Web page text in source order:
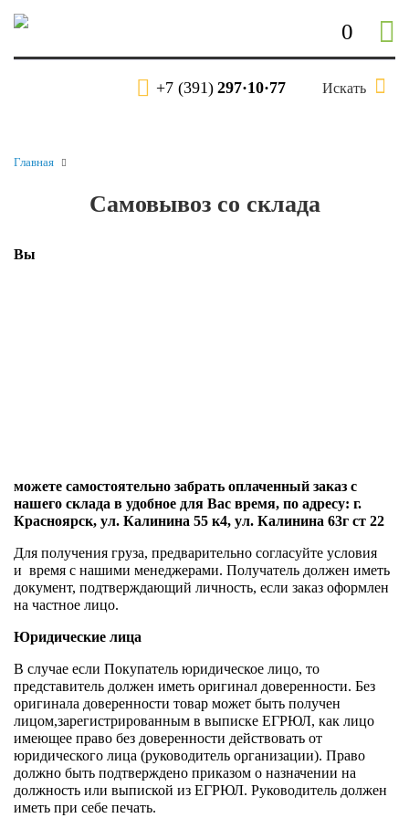
0
+7 (391) 297·10·77 Искать
Главная
Самовывоз со склада
Вы
можете самостоятельно забрать оплаченный заказ с
нашего склада в удобное для Вас время, по адресу: г.
Красноярск, ул. Калинина 55 к4, ул. Калинина 63г ст 22
Для получения груза, предварительно согласуйте условия
и время с нашими менеджерами. Получатель должен иметь
документ, подтверждающий личность, если заказ оформлен
на частное лицо.
Юридические лица
В случае если Покупатель юридическое лицо, то
представитель должен иметь оригинал доверенности. Без
оригинала доверенности товар может быть получен
лицом,зарегистрированным в выписке ЕГРЮЛ, как лицо
имеющее право без доверенности действовать от
юридического лица (руководитель организации). Право
должно быть подтверждено приказом о назначении на
должность или выпиской из ЕГРЮЛ. Руководитель должен
иметь при себе печать.